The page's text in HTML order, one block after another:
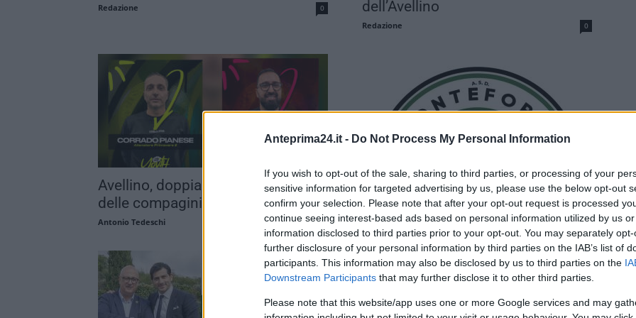
Anteprima24.it - Do Not Process My Personal Information
If you wish to opt-out of the sale, sharing to third parties, or processing of your
sensitive information for targeted advertising by us, please use the below opt-out
confirm your selection. Please note that after your opt-out request is processed
continue seeing interest-based ads based on personal information utilized by us
information disclosed to third parties prior to your opt-out. You may separately
further disclosure of your personal information by third parties on the IAB’s list of
participants. This information may also be disclosed by us to third parties on the
Downstream Participants that may further disclose it to other third parties.
Please note that this website/app uses one or more Google services and may
Redazione 0
dell’Avellino
Redazione 0
Avellino, doppia novità alla guida
delle compagini Youth
Antonio Tedeschi 0
Asd Monteforte Irpino, la nuova
squadra di calcio con il primo...
Redazione 0